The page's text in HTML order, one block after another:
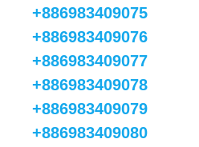
+886983409075
+886983409076
+886983409077
+886983409078
+886983409079
+886983409080